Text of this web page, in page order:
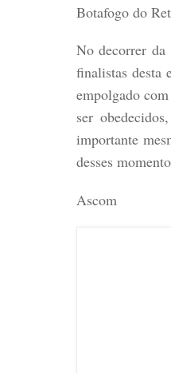
Botafogo do
No decorrer da
finalistas desta
empolgado
ser
importante
desses
Ascom